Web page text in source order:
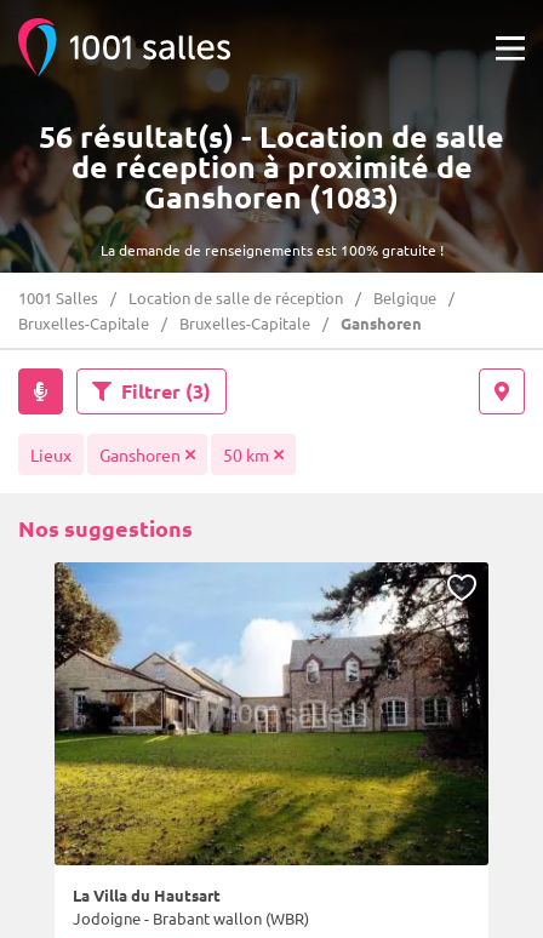
La demande de renseignements est 100% gratuite !
56 résultat(s) - Location de salle
de réception à proximité de
Ganshoren (1083)
1001 Salles Location de salle de réception
Belgique
Bruxelles-Capitale
Bruxelles-Capitale Ganshoren
Filtrer (3)
Lieux Ganshoren 50 km
Nos suggestions
La Villa du Hautsart
Jodoigne - Brabant wallon (WBR)